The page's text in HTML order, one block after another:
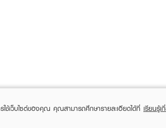
ใช้เว็บไซต์ของคุณ คุณสามารถศึกษารายละเอียดได้ที่ เรียนรู้